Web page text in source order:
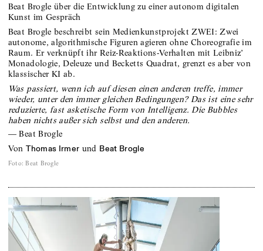
Beat Brogle über die Entwicklung zu einer autonom digitalen
Kunst im Gespräch
Beat Brogle beschreibt sein Medienkunstprojekt ZWEI: Zwei
autonome, algorithmische Figuren agieren ohne Choreografie im
Raum. Er verknüpft ihr Reiz-Reaktions-Verhalten mit Leibniz’
Monadologie, Deleuze und Becketts Quadrat, grenzt es aber von
klassischer KI ab.
Was passiert, wenn ich auf diesen einen anderen treffe, immer
wieder, unter den immer gleichen Bedingungen? Das ist eine sehr
reduzierte, fast asketische Form von Intelligenz. Die Bubbles
haben nichts außer sich selbst und den anderen.
—Beat Brogle
von Thomas Irmer und Beat Brogle
Foto: Beat Brogle